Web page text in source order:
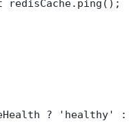
redisCache.ping();
? 'healthy' :